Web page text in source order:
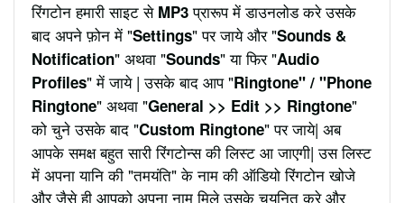
रिंगटोन हमारी साइट से MP3प्रारूप में डाउनलोड करे उसके
बाद अपने फ़ोन में "Settings" पर जाये और "Sounds &
Notification" अथवा "Sounds" या फिर "Audio
Profiles" में जाये | उसके बाद आप "Ringtone" / "Phone
Ringtone" अथवा "General >> Edit >> Ringtone"
को चुने उसके बाद "Custom Ringtone" पर जाये| अब
आपके समक्ष बहुत सारी रिंगटोन्स की लिस्ट आ जाएगी| उस लिस्ट
में अपना यानि की "तमयंति" के नाम की ऑडियो रिंगटोन खोजे
और जैसे ही आपको अपना नाम मिले उसके चयनित करे और